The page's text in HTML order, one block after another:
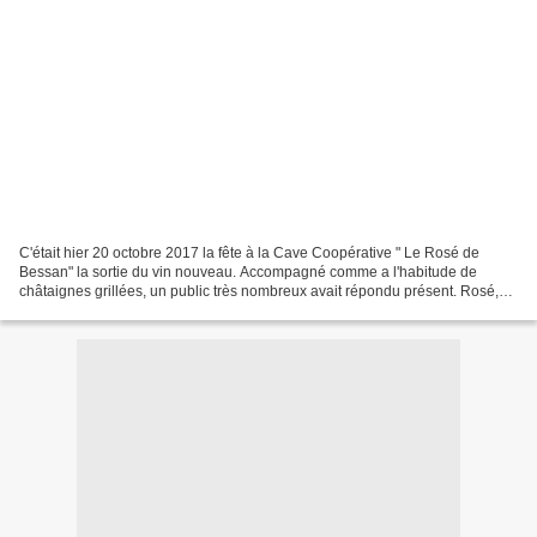
C'était hier 20 octobre 2017 la fête à la Cave Coopérative " Le Rosé de
Bessan" la sortie du vin nouveau. Accompagné comme a l'habitude de
châtaignes grillées, un public très nombreux avait répondu présent. Rosé,